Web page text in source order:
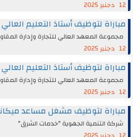
لتوظيف أستاذ التعليم العالي
المعهد العالي للتجارة وإدارة المقاولات
لتوظيف أستاذ التعليم العالي
المعهد العالي للتجارة وإدارة المقاولات
لتوظيف مشغل مساعد ميكانيكي
التنمية الجهوية "خدمات الشرق"